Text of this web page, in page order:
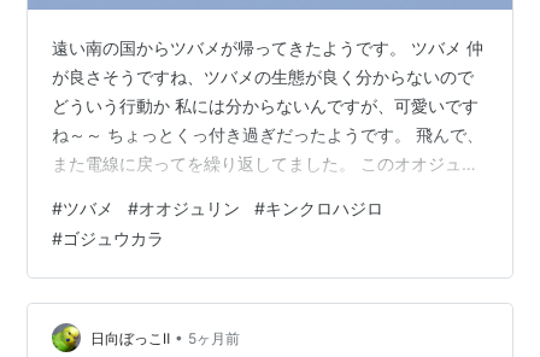
遠い南の国からツバメが帰ってきたようです。 ツバメ 仲
が良さそうですね、ツバメの生態が良く分からないので
どういう行動か 私には分からないんですが、可愛いです
ね～～ ちょっとくっ付き過ぎだったようです。 飛んで、
また電線に戻ってを繰り返してました。 このオオジュリ
でしたが何のための足輪なんでしょうか？小さなオオジ
ュリンに負担は かからないんでしょうかね。バリバリと
ヨシの茎をかじってカイガラムシ を食べているようで
す。 オオジュリン ヨシの穂でしょうか、食べています。
ゴジュウカラを久しぶりに撮りました。この鳥は爪が鋭
#ツバメ #オオジュリン #キンクロハジロ
#ゴジュウカラ
日向ぼっこⅡ • 5ヶ月前